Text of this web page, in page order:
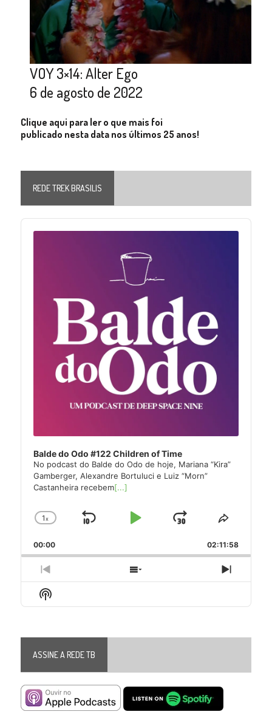
VOY 3×14: Alter Ego
6 de agosto de 2022
Clique aqui para ler o que mais foi
publicado nesta data nos últimos 25 anos!
REDE TREK BRASILIS
Audio
Player
Balde do Odo #122 Children of Time
No podcast do Balde do Odo de hoje, Mariana “Kira”
Gamberger, Alexandre Bortuluci e Luiz “Morn”
Castanheira recebem[...]
Change
Rate
1x
Skip
Play
Jump
Forward
Share
Episode
00:00 02:11:58
Previous
Episode
Show
Episodes
Next
Episode
Show
Podcast
ASSINE A REDE TB